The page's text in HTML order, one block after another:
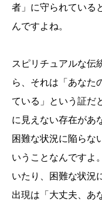
者」に守られている
んですよね。
スピリチュアルな伝
ら、それは「あなた
ている」という証だ
に見えない存在があ
困難な状況に陥らな
いうことなんですよ
いたり、困難な状況
出現は「大丈夫、あ